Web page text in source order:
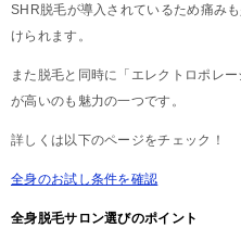
SHR脱毛が導入されているため痛み
けられます。
また脱毛と同時に「エレクトロポレ
が高いのも魅力の一つです。
詳しくは以下のページをチェック！
全身のお試し条件を確認
全身脱毛サロン選びのポイント